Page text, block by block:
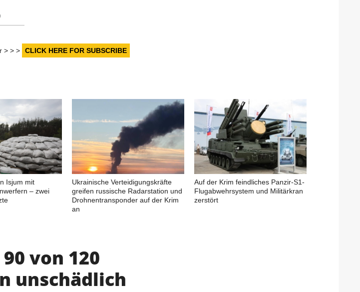
> > > CLICK HERE FOR SUBSCRIBE
Isjum mit
– zwei
Ukrainische Verteidigungskräfte
greifen russische Radarstation und
Drohnentransponder auf der Krim
an
Auf der Krim feindliches Panzir-S1-
Flugabwehrsystem und Militärkran
zerstört
von 120
unschädlich